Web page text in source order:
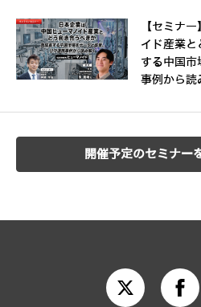
【セミナ
イド産業
する中国市
事例から読
開催予定のセミナー